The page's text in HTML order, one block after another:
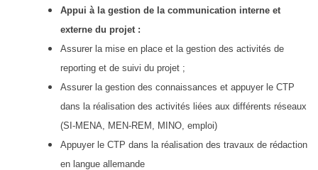
Appui à la gestion de la communication interne et
externe du projet :
Assurer la mise en place et la gestion des activités de
reporting et de suivi du projet ;
Assurer la gestion des connaissances et appuyer le CTP
dans la réalisation des activités liées aux différents réseaux
(SI-MENA, MEN-REM, MINO, emploi)
Appuyer le CTP dans la réalisation des travaux de rédaction
en langue allemande